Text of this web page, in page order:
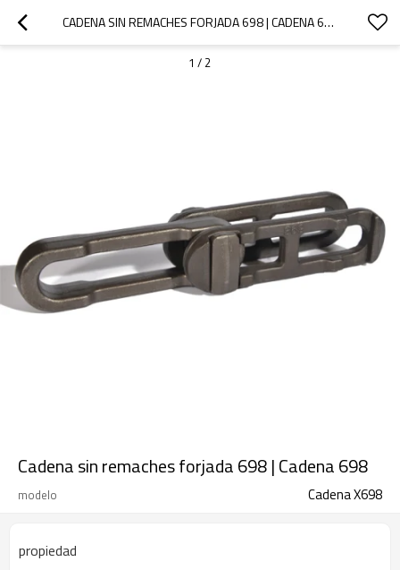
CADENA SIN REMACHES FORJADA 698 | CADENA 698
1 / 2
Cadena sin remaches forjada 698 | Cadena 698
modelo Cadena X698
propiedad